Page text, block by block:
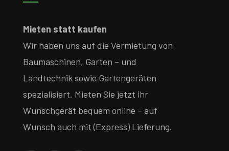
Mieten statt kaufen
Wir haben uns auf die Vermietung von
Baumaschinen, Garten – und
Landtechnik sowie Gartengeräten
spezialisiert. Mieten Sie jetzt ihr
Wunschgerät bequem online – auf
Wunsch auch mit (Express) Lieferung.